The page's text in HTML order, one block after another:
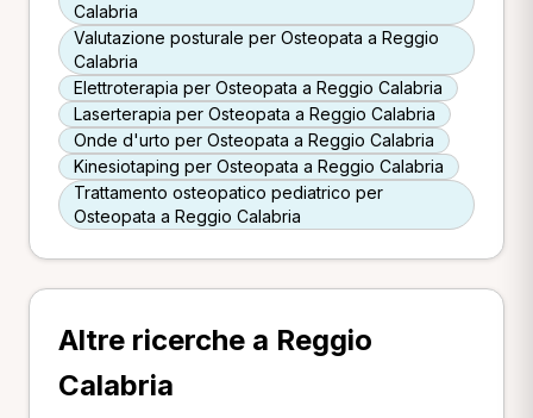
Calabria
Valutazione posturale per Osteopata a Reggio
Calabria
Elettroterapia per Osteopata a Reggio Calabria
Laserterapia per Osteopata a Reggio Calabria
Onde d'urto per Osteopata a Reggio Calabria
Kinesiotaping per Osteopata a Reggio Calabria
Trattamento osteopatico pediatrico per
Osteopata a Reggio Calabria
Altre ricerche a Reggio
Calabria